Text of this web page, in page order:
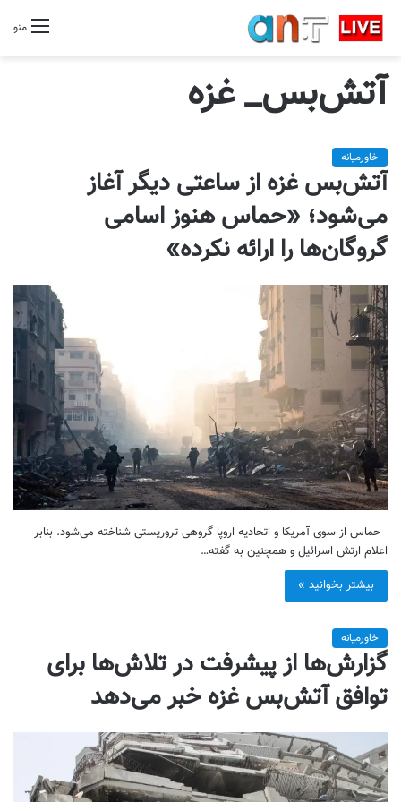
منو
آتش‌بس_ غزه
خاورمیانه
آتش‌بس غزه از ساعتی دیگر آغاز
می‌شود؛ «حماس هنوز اسامی
گروگان‌ها را ارائه نکرده»
حماس از سوی آمریکا و اتحادیه اروپا گروهی تروریستی شناخته می‌شود. بنابر
اعلام ارتش اسرائیل و همچنین به گفته…
بیشتر بخوانید »
خاورمیانه
گزارش‌ها از پیشرفت در تلاش‌ها برای
توافق آتش‌بس غزه خبر می‌دهد